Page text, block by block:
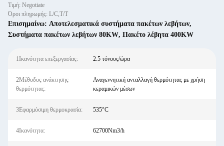
Τιμή: Negotiate
Όροι πληρωμής: L/C,T/T
Επισημαίνω: Αποτελεσματικά συστήματα πακέτων λεβήτων,
Συστήματα πακέτων λεβήτων 80KW, Πακέτο λέβητα 400KW
1Ικανότητα επεξεργασίας: 2.5 τόνους/ώρα
2Μέθοδος ανάκτησης
θερμότητας:
Αναγεννητική ανταλλαγή θερμότητας με χρήση
κεραμικών μέσων
3Εφαρμόσιμη θερμοκρασία: 535°C
4Ικανότητα: 62700Nm3/h